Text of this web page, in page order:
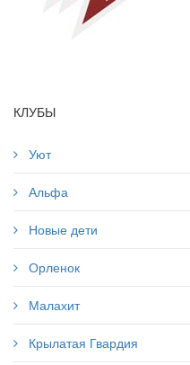
КЛУБЫ
Уют
Альфа
Новые дети
Орленок
Малахит
Крылатая Гвардия